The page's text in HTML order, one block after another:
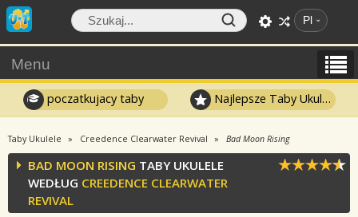
Pl
Menu
poczatkujacy taby Najlepsze Taby Ukulele
Taby Ukulele Creedence Clearwater Revival Bad Moon Rising
BAD MOON RISING TABY UKULELE
WEDŁUG CREEDENCE CLEARWATER
REVIVAL